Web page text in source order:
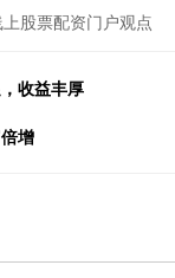
股票配资门户观点
收益丰厚
增